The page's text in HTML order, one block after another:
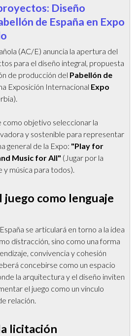
Diseño
de España en Expo
(AC/E) anuncia la apertura del
para el diseño integral, propuesta
de producción del Pabellón de
Exposición Internacional Expo
como objetivo seleccionar la
y sostenible para representar
general de la Expo: "Play for
Music for All" (Jugar por la
música para todos).
juego como lenguaje
se articulará en torno a la idea
distracción, sino como una forma
convivencia y cohesión
concebirse como un espacio
la arquitectura y el diseño inviten
el juego como un vínculo
relación.
licitación